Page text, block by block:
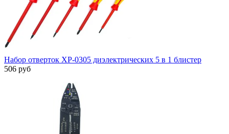
Набор отверток XP-0305 диэлектрических 5 в 1 блистер
506 руб